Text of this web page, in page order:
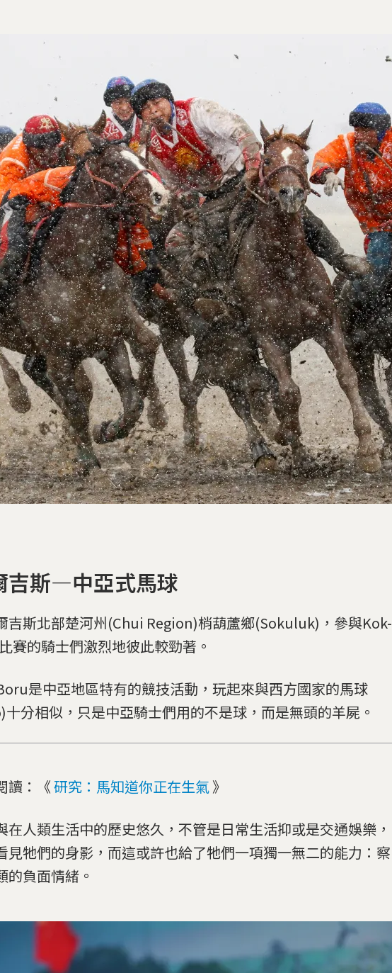
吉斯—中亞式馬球
吉斯北部楚河州(Chui Region)梢葫蘆鄉(Sokuluk)，參與Kok-
賽的騎士們激烈地彼此較勁著。
是中亞地區特有的競技活動，玩起來與西方國家的馬球
分相似，只是中亞騎士們用的不是球，而是無頭的羊屍。
讀：《研究：馬知道你正在生氣》
在人類生活中的歷史悠久，不管是日常生活抑或是交通娛樂，
見牠們的身影，而這或許也給了牠們一項獨一無二的能力：察
的負面情緒。